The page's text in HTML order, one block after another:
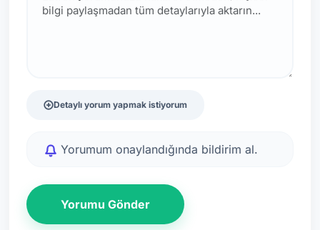
Detaylı yorum yapmak istiyorum
Yorumum onaylandığında bildirim al.
Yorumu Gönder